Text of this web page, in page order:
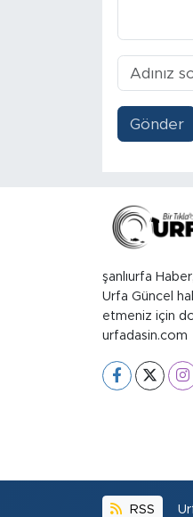
Gönder
şanlıurfa
Urfa Güncel
etmeniz için
urfadasin.com
RSS